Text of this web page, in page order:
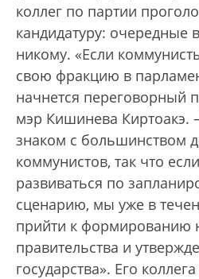
коллег по партии
кандидатуру:
никому. «Если
свою фракцию в
начнется переговорный
мэр Кишинева Киртоакэ.
знаком с большинством
коммунистов, так что
развиваться по
сценарию, мы уже в
прийти к формированию
правительства и
государства». Его